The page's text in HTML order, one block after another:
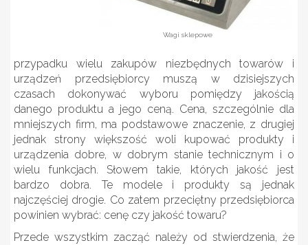
Wagi sklepowe
przypadku wielu zakupów niezbędnych towarów i
urządzeń przedsiębiorcy muszą w dzisiejszych
czasach dokonywać wyboru pomiędzy jakością
danego produktu a jego ceną. Cena, szczególnie dla
mniejszych firm, ma podstawowe znaczenie, z drugiej
jednak strony większość woli kupować produkty i
urządzenia dobre, w dobrym stanie technicznym i o
wielu funkcjach. Słowem takie, których jakość jest
bardzo dobra. Te modele i produkty są jednak
najczęściej drogie. Co zatem przeciętny przedsiębiorca
powinien wybrać: cenę czy jakość towaru?
Przede wszystkim zacząć należy od stwierdzenia, że